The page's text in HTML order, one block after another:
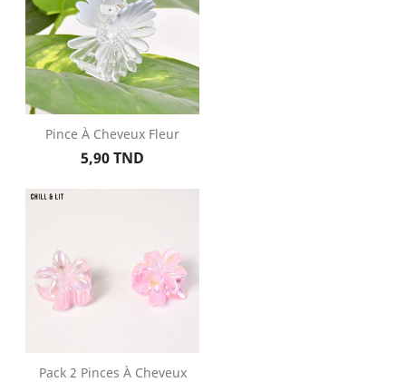
Pince À Cheveux Fleur
Prix
5,90 TND
Pack 2 Pinces À Cheveux